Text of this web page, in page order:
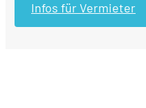
Infos für Vermieter